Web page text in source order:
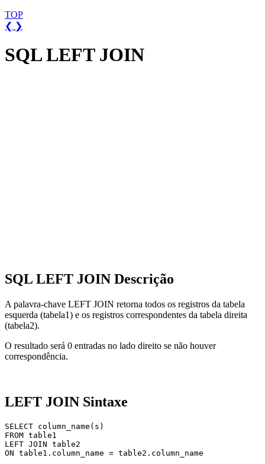
TOP
❮ ❯
SQL LEFT JOIN
SQL LEFT JOIN Descrição
A palavra-chave LEFT JOIN retorna todos os registros da tabela
esquerda (tabela1) e os registros correspondentes da tabela direita
(tabela2).
O resultado será 0 entradas no lado direito se não houver
correspondência.
LEFT JOIN Sintaxe
SELECT column_name(s)
FROM table1
LEFT JOIN table2